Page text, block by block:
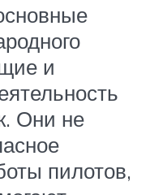
и
Они не
пилотов,